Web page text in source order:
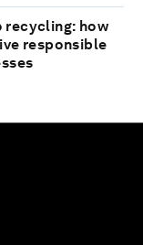
recycling: how
responsible